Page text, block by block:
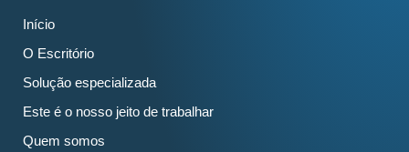
Início
O Escritório
Solução especializada
Este é o nosso jeito de trabalhar
Quem somos